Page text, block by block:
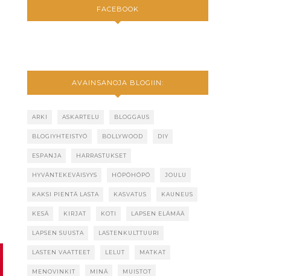
FACEBOOK
AVAINSANOJA BLOGIIN:
ARKI ASKARTELU BLOGGAUS
BLOGIYHTEISTYÖ BOLLYWOOD DIY
ESPANJA HARRASTUKSET
HYVÄNTEKEVÄISYYS HÖPÖHÖPÖ JOULU
KAKSI PIENTÄ LASTA KASVATUS KAUNEUS
KESÄ KIRJAT KOTI LAPSEN ELÄMÄÄ
LAPSEN SUUSTA LASTENKULTTUURI
LASTEN VAATTEET LELUT MATKAT
MENOVINKIT MINÄ MUISTOT